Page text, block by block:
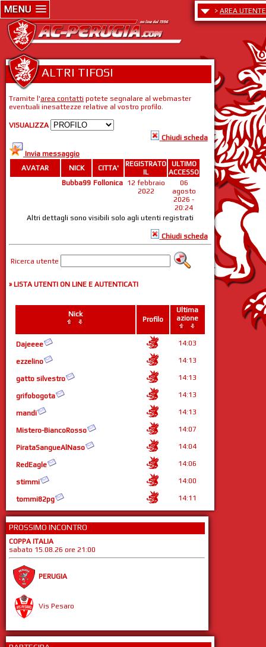
MENU > AREA UTENTE
ALTRI TIFOSI
Tramite l'area contatti potete segnalare al webmaster
eventuali inesattezze relative al vostro profilo.
VISUALIZZA
Chiudi scheda
Invia messaggio
AVATAR
NICK CITTA'
REGISTRATO
IL
ULTIMO
ACCESSO
Bubba99 Follonica 12 febbraio
2022
06
agosto
2026 -
20:24
Altri dettagli sono visibili solo agli utenti registrati
Chiudi scheda
Ricerca utente
» LISTA UTENTI ON LINE E AUTENTICATI
Nick
Profilo
Ultima
azione
Dajeeee 14:03
ezzelino 14:13
gatto silvestro 14:13
grifobogota 14:13
mandi 14:13
Mistero-BiancoRosso 14:07
PirataSangueAlNaso 14:04
RedEagle 14:06
stimmi 14:00
tommi82pg 14:11
PROSSIMO INCONTRO
COPPA ITALIA
sabato 15.08.26 ore 21:00
PERUGIA
Vis Pesaro